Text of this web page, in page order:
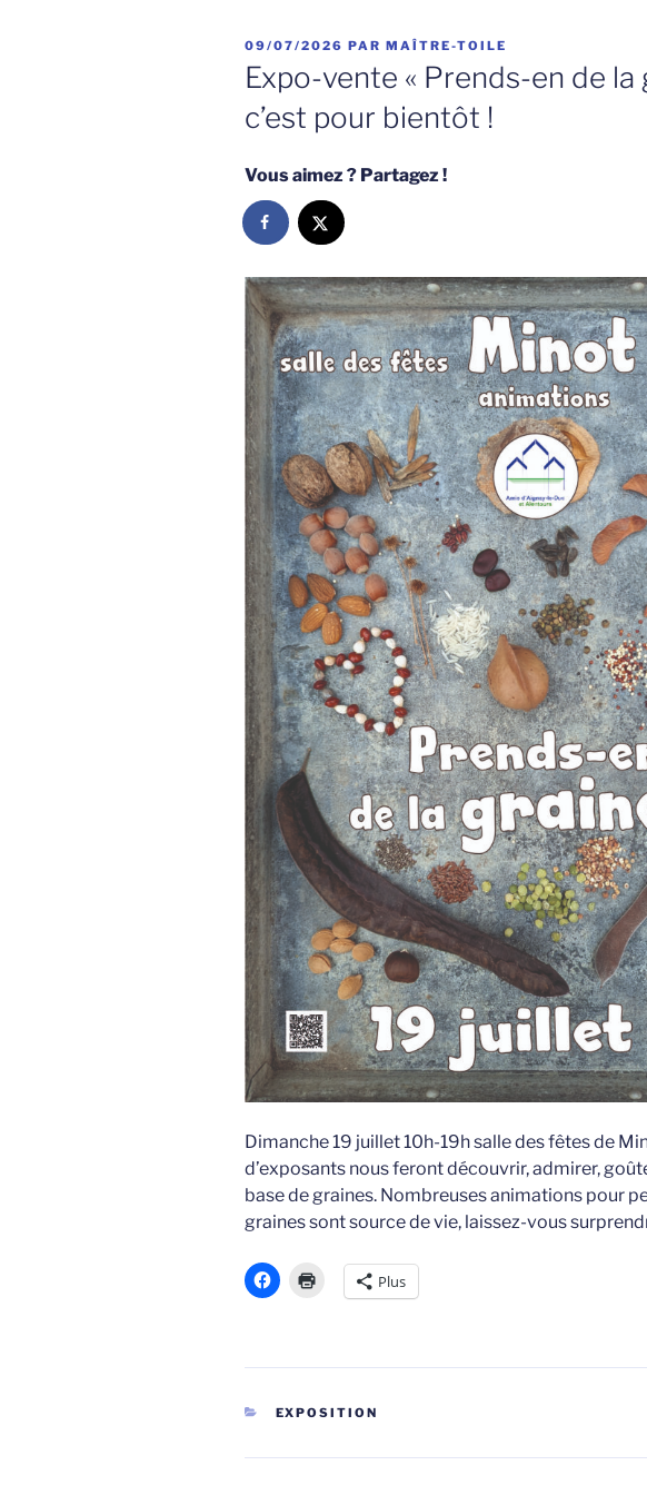
PUBLIÉ
LE
09/07/2026 PAR MAÎTRE-TOILE
Expo-vente « Prends-en de la
c’est pour bientôt !
Vous aimez ? Partagez !
Dimanche 19 juillet 10h-19h salle des fêtes de
d’exposants nous feront découvrir, admirer,
base de graines. Nombreuses animations pour
graines sont source de vie, laissez-vous
Plus
CATÉGORIES
EXPOSITION